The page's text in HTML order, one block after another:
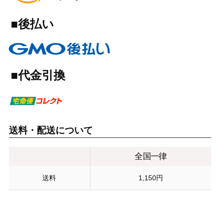
■後払い
■代金引換
送料・配送について
全国一律
送料 1,150円